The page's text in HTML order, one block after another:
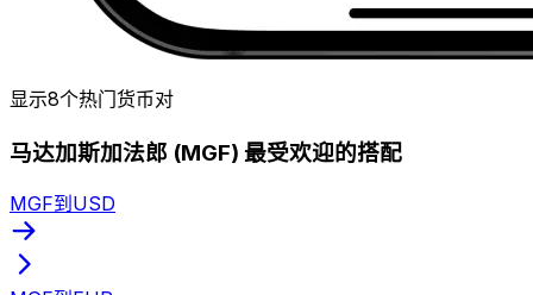
显示8个热门货币对
马达加斯加法郎 (MGF) 最受欢迎的搭配
MGF到USD